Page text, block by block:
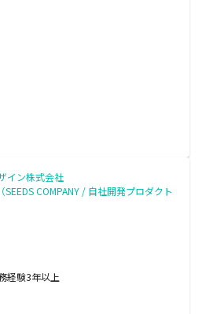
イン株式会社
SEEDS COMPANY / 自社開発プロダクト
経験3年以上